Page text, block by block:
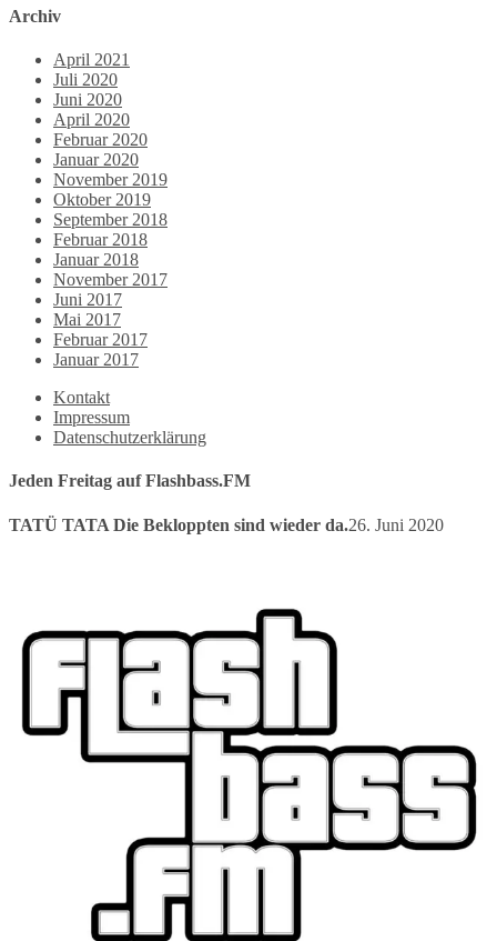
Archiv
April 2021
Juli 2020
Juni 2020
April 2020
Februar 2020
Januar 2020
November 2019
Oktober 2019
September 2018
Februar 2018
Januar 2018
November 2017
Juni 2017
Mai 2017
Februar 2017
Januar 2017
Kontakt
Impressum
Datenschutzerklärung
Jeden Freitag auf Flashbass.FM
TATÜ TATA Die Bekloppten sind wieder da.26. Juni 2020